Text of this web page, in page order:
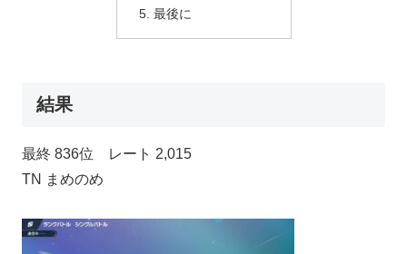
最後に
結果
最終 836位 レート 2,015
TN まめのめ